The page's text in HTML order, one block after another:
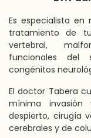
Es especialista en
tratamiento de
vertebral,
funcionales del
congénitos
El doctor Tabera
mínima
despierto, cirugía
cerebrales y de